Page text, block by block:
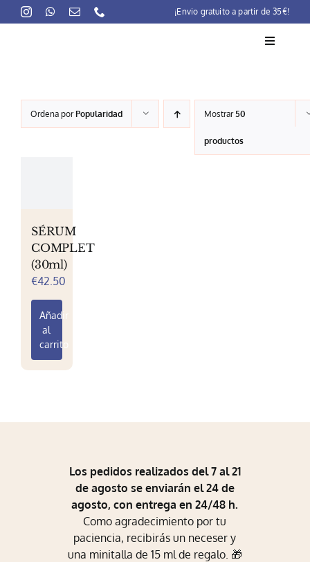
to
¡Envio gratuito a partir de 35€!
Toggle
La marca
Lait-Crème Concentré
Ordena porPopularidad Mostrar50
productos
SÉRUM
COMPLET
(30ml)
€42.50
Añadir
al
carrito
Los pedidos realizados del 7 al 21
de agosto se enviarán el 24 de
agosto, con entrega en 24/48 h.
Como agradecimiento por tu
paciencia, recibirás un neceser y
una minitalla de 15 ml de regalo. 🎁